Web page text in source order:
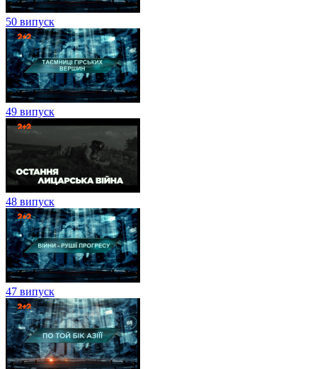
50 випуск
49 випуск
48 випуск
47 випуск